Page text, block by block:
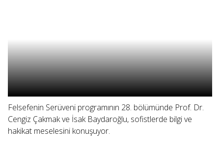
Felsefenin Serüveni programının 28. bölümünde Prof. Dr.
Cengiz Çakmak ve İsak Baydaroğlu, sofistlerde bilgi ve
hakikat meselesini konuşuyor.